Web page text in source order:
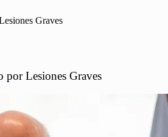
Graves
por Lesiones Graves